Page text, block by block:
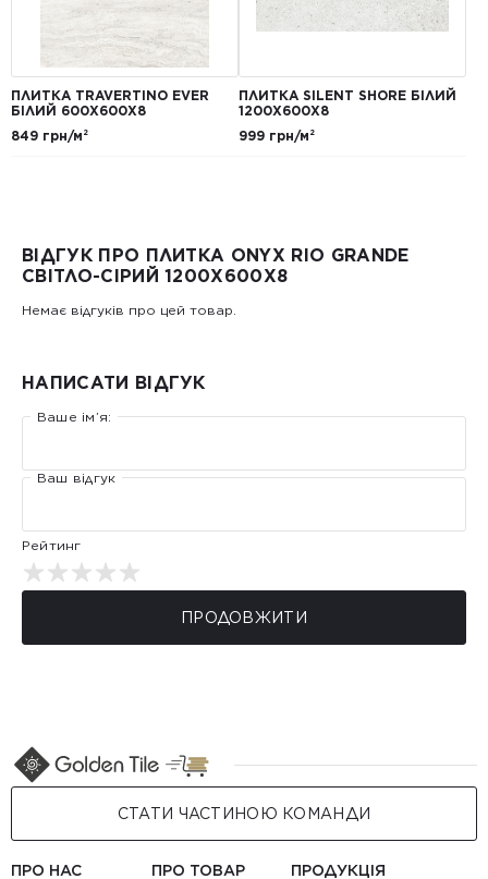
ПЛИТКА TRAVERTINO EVER
БІЛИЙ 600Х600Х8
849 грн/м²
ПЛИТКА SILENT SHORE БІЛИЙ
1200Х600Х8
999 грн/м²
ВІДГУК ПРО ПЛИТКА ONYX RIO GRANDE
СВІТЛО-СІРИЙ 1200X600X8
Немає відгуків про цей товар.
НАПИСАТИ ВІДГУК
Ваше ім’я:
Ваш відгук
Рейтинг
ПРОДОВЖИТИ
СТАТИ ЧАСТИНОЮ КОМАНДИ
ПРО НАС ПРО ТОВАР ПРОДУКЦІЯ